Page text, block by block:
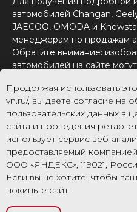
автомобилей Changan,
JAECOO, OMODA и
менеджерам по продажам
Обратите внимание:
автомобилей на сайте
автомобилей.
Для получения
автомобилей в кредит,
обслуживании и ремонте
частях, дополнительном
также обращайтесь в
«Автостиль».
Правила пользования сайтом
Согласие на обработку
Продолжая использовать
vn.ru/, вы даете согласие на
пользовательских данных в
сайта и проведения
использует сервис веб-
предоставляемый компанией
ООО «ЯНДЕКС», 119021,
Если вы не хотите, чтобы
покиньте сайт